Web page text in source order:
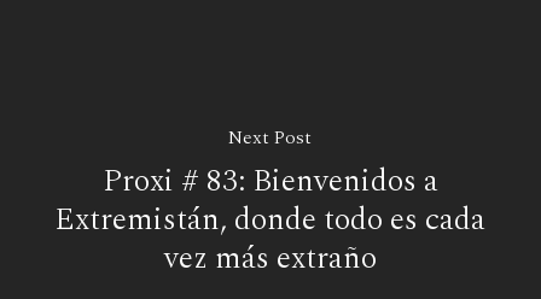
Next Post
Proxi # 83: Bienvenidos a
Extremistán, donde todo es cada
vez más extraño